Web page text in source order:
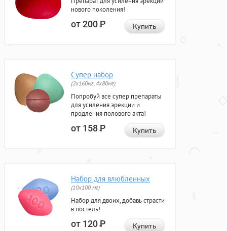
нового поколения!
от 200Р Купить
Супер набор
(2х160мг, 4х80мг)
Попробуй все супер препараты
для усиления эрекции и
продления полового акта!
от 158Р Купить
Набор для влюбленных
(10х100 мг)
Набор для двоих, добавь страсти
в постель!
от 120Р Купить